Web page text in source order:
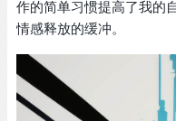
作的简单习惯提高了我的
情感释放的缓冲。